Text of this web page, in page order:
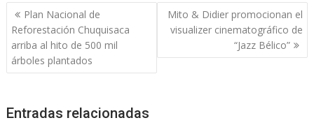
Navegación
de
entradas
Plan Nacional de
Reforestación Chuquisaca
arriba al hito de 500 mil
árboles plantados
Mito & Didier promocionan el
visualizer cinematográfico de
“Jazz Bélico”
Entradas relacionadas